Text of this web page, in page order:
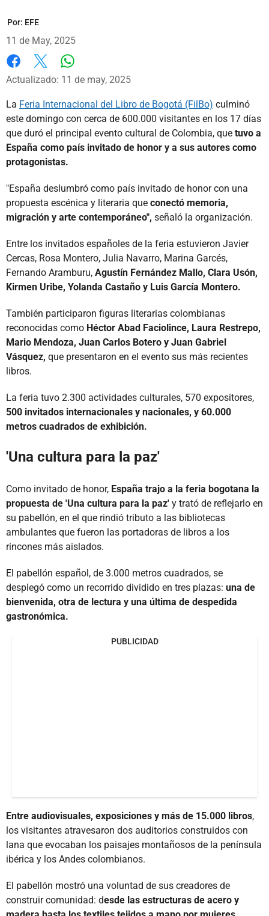
Por: EFE
11 de May, 2025
Facebook
X
Actualizado: 11 de may, 2025
La Feria Internacional del Libro de Bogotá (FilBo) culminó
este domingo con cerca de 600.000 visitantes en los 17 días
que duró el principal evento cultural de Colombia, que tuvo a
España como país invitado de honor y a sus autores como
protagonistas.
"España deslumbró como país invitado de honor con una
propuesta escénica y literaria que conectó memoria,
migración y arte contemporáneo", señaló la organización.
Entre los invitados españoles de la feria estuvieron Javier
Cercas, Rosa Montero, Julia Navarro, Marina Garcés,
Fernando Aramburu, Agustín Fernández Mallo, Clara Usón,
Kirmen Uribe, Yolanda Castaño y Luis García Montero.
También participaron figuras literarias colombianas
reconocidas como Héctor Abad Faciolince, Laura Restrepo,
Mario Mendoza, Juan Carlos Botero y Juan Gabriel
Vásquez, que presentaron en el evento sus más recientes
libros.
La feria tuvo 2.300 actividades culturales, 570 expositores,
500 invitados internacionales y nacionales, y 60.000
metros cuadrados de exhibición.
'Una cultura para la paz'
Como invitado de honor, España trajo a la feria bogotana la
propuesta de 'Una cultura para la paz' y trató de reflejarlo en
su pabellón, en el que rindió tributo a las bibliotecas
ambulantes que fueron las portadoras de libros a los
rincones más aislados.
El pabellón español, de 3.000 metros cuadrados, se
desplegó como un recorrido dividido en tres plazas: una de
bienvenida, otra de lectura y una última de despedida
gastronómica.
PUBLICIDAD
Entre audiovisuales, exposiciones y más de 15.000 libros,
los visitantes atravesaron dos auditorios construidos con
lana que evocaban los paisajes montañosos de la península
ibérica y los Andes colombianos.
El pabellón mostró una voluntad de sus creadores de
construir comunidad: desde las estructuras de acero y